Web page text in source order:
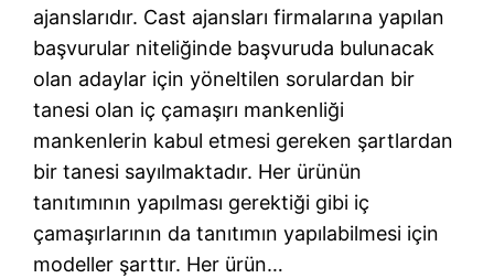
ajanslarıdır. Cast ajansları firmalarına yapılan
başvurular niteliğinde başvuruda bulunacak
olan adaylar için yöneltilen sorulardan bir
tanesi olan iç çamaşırı mankenliği
mankenlerin kabul etmesi gereken şartlardan
bir tanesi sayılmaktadır. Her ürünün
tanıtımının yapılması gerektiği gibi iç
çamaşırlarının da tanıtımın yapılabilmesi için
modeller şarttır. Her ürün…